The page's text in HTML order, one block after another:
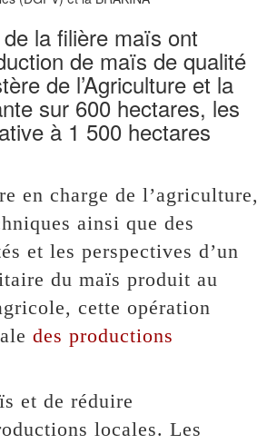
la filière maïs ont
de maïs de qualité
de l’Agriculture et la
sur 600 hectares, les
à 1 500 hectares
en charge de l’agriculture,
ainsi que des
et les perspectives d’un
du maïs produit au
cette opération
des productions
et de réduire
locales. Les